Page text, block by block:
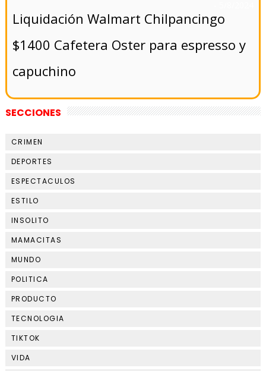
Liquidación Walmart Chilpancingo
$1400 Cafetera Oster para espresso y
capuchino
SECCIONES
CRIMEN
DEPORTES
ESPECTACULOS
ESTILO
INSOLITO
MAMACITAS
MUNDO
POLITICA
PRODUCTO
TECNOLOGIA
TIKTOK
VIDA